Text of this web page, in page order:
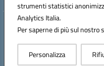
strumenti statistici
Analytics Italia.
Per saperne di più sul nostro
Personalizza
Hosting &
Concept &